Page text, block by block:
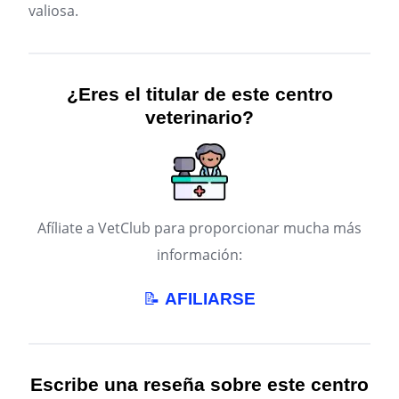
valiosa.
¿Eres el titular de este centro
veterinario?
Afíliate a VetClub para proporcionar mucha más
información:
📝 AFILIARSE
Escribe una reseña sobre este centro